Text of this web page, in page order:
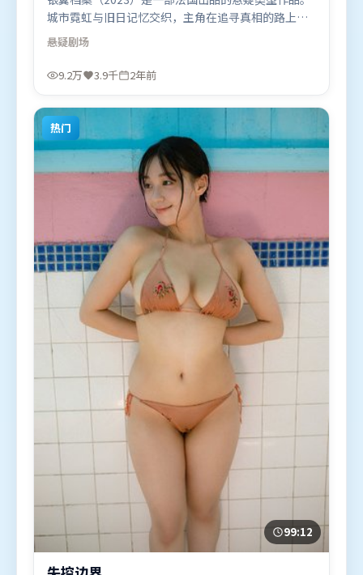
城市霓虹与旧日记忆交织，主角在追寻真相的路上不
断付出代价。群像刻画各有弧光，配角亦承担叙事推
进功能。由许鞍华执导，河正宇、刘德华、马东锡，
朱一龙等联袂出演。影片于2023年11月25日（法国）
看。
悬疑剧场
9.2万 3.9千 2年前
热门
99:12